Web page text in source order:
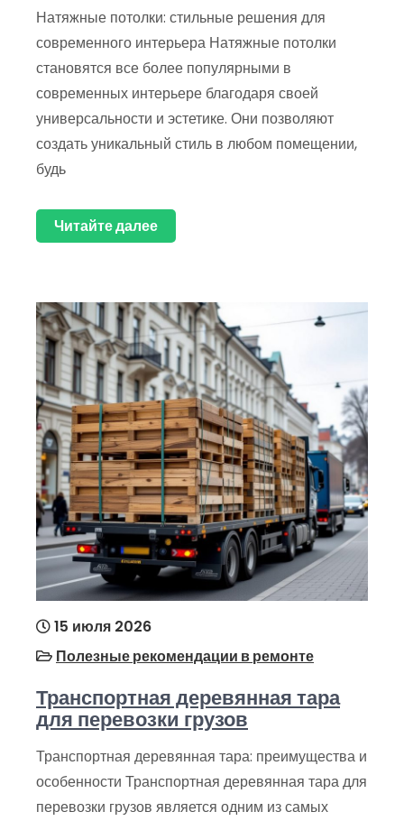
Натяжные потолки: стильные решения для
современного интерьера Натяжные потолки
становятся все более популярными в
современных интерьере благодаря своей
универсальности и эстетике. Они позволяют
создать уникальный стиль в любом помещении,
будь
Читайте далее
15 июля 2026
Полезные рекомендации в ремонте
Транспортная деревянная тара
для перевозки грузов
Транспортная деревянная тара: преимущества и
особенности Транспортная деревянная тара для
перевозки грузов является одним из самых